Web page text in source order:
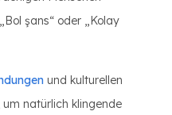
şans“ oder „Kolay
und kulturellen
natürlich klingende